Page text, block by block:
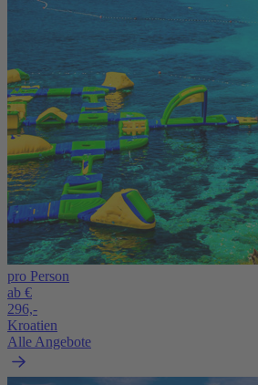
pro Person
ab €
296,-
Kroatien
Alle Angebote